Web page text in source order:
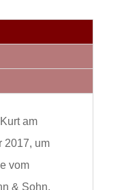
am
2017, um
vom
& Sohn.